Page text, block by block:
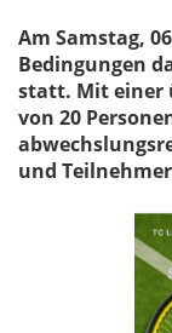
Am Samstag,
Bedingungen
statt. Mit einer
von 20
und